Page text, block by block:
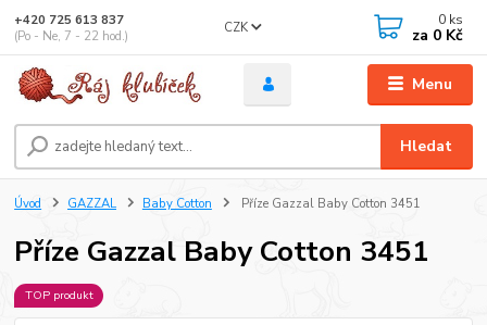
Menu
CZK
Hledat
+420 725 613 837
(Po - Ne, 7 - 22 hod.)
0 ks
za 0 Kč
Úvod GAZZAL Baby Cotton Příze Gazzal Baby Cotton 3451
Příze Gazzal Baby Cotton 3451
TOP produkt